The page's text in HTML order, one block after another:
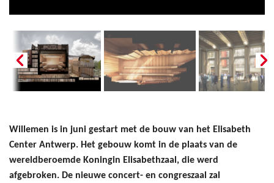
Willemen is in juni gestart met de bouw van het Elisabeth
Center Antwerp. Het gebouw komt in de plaats van de
wereldberoemde Koningin Elisabethzaal, die werd
afgebroken. De nieuwe concert- en congreszaal zal